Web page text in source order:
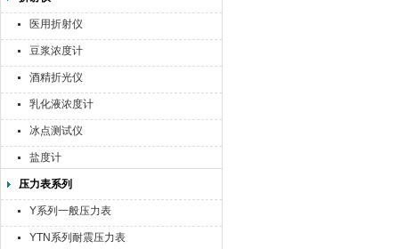
医用折射仪
豆浆浓度计
酒精折光仪
乳化液浓度计
冰点测试仪
盐度计
压力表系列
Y系列一般压力表
YTN系列耐震压力表